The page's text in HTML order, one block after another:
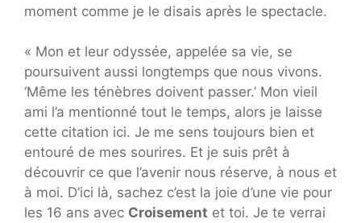
moment comme je le disais après le spectacle.
« Mon et leur odyssée, appelée sa vie, se
poursuivent aussi longtemps que nous vivons.
‘Même les ténèbres doivent passer.’ Mon vieil
ami l’a mentionné tout le temps, alors je laisse
cette citation ici. Je me sens toujours bien et
entouré de mes sourires. Et je suis prêt à
découvrir ce que l’avenir nous réserve, à nous et
à moi. D’ici là, sachez c’est la joie d’une vie pour
les 16 ans avec Croisement et toi. Je te verrai